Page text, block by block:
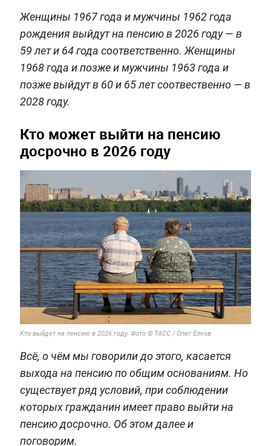
Женщины 1967 года и мужчины 1962 года
рождения выйдут на пенсию в 2026 году — в
59 лет и 64 года соответственно. Женщины
1968 года и позже и мужчины 1963 года и
позже выйдут в 60 и 65 лет соотвественно — в
2028 году.
Кто может выйти на пенсию
досрочно в 2026 году
Кто выйдет на пенсию в 2026 году. Фото © ТАСС / Олег Елков
Всё, о чём мы говорили до этого, касается
выхода на пенсию по общим основаниям. Но
существует ряд условий, при соблюдении
которых гражданин имеет право выйти на
пенсию досрочно. Об этом далее и
поговорим.